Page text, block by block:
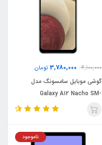
4,100,000
3,780,000 تومان
گوشی موبایل سامسونگ مدل
Galaxy A12 Nacho SM-
A127F/DS دو سیم کارت ظرفیت 64
ناموجود